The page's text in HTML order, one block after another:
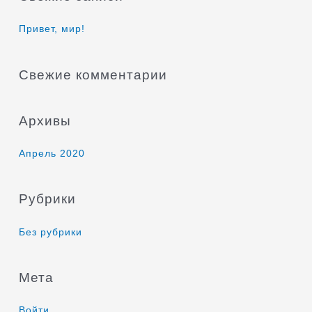
Привет, мир!
Свежие комментарии
Архивы
Апрель 2020
Рубрики
Без рубрики
Мета